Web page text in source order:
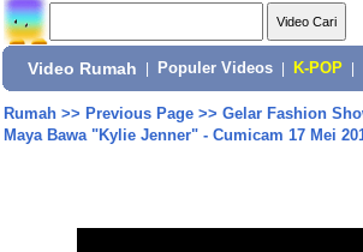
Video Rumah Populer Videos K-POP
Rumah>> Previous Page>> Gelar Fashion
Maya Bawa "Kylie Jenner" - Cumicam 17 Mei